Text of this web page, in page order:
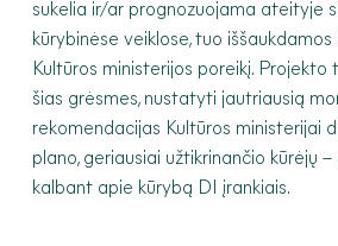
sukelia ir/ar prognozuojama ateityje
kūrybinėse veiklose, tuo
Kultūros ministerijos poreikį. Projekto
šias grėsmes, nustatyti jautriausią
rekomendacijas Kultūros ministerijai
plano, geriausiai užtikrinančio kūrėjų
kalbant apie kūrybą DI įrankiais.